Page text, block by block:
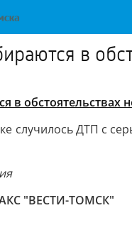
в
в
случилось ДТП с
"ВЕСТИ-ТОМСК"